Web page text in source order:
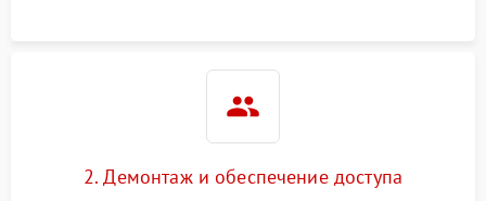
2. Демонтаж и обеспечение доступа